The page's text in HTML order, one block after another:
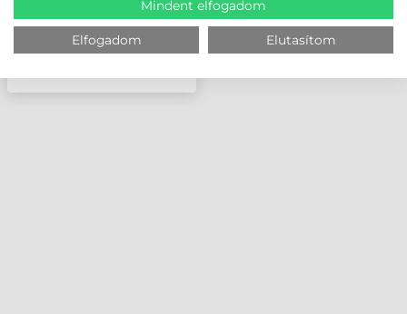
Mindent elfogadom
Elfogadom Elutasítom